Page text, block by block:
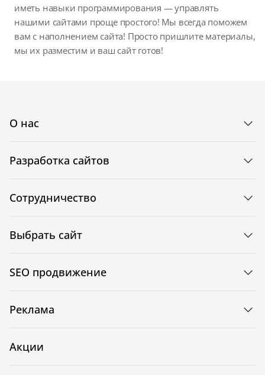
иметь навыки программирования — управлять
нашими сайтами проще простого! Мы всегда поможем
вам с наполнением сайта! Просто пришлите материалы,
мы их разместим и ваш сайт готов!
О нас
Разработка сайтов
Сотрудничество
Выбрать сайт
SEO продвижение
Реклама
Акции